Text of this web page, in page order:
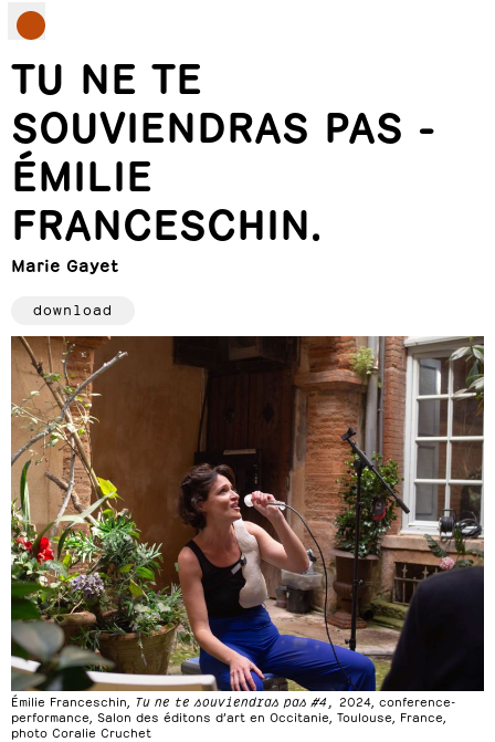
TU NE TE
SOUVIENDRAS PAS -
ÉMILIE
FRANCESCHIN.
Marie Gayet
download
Émilie Franceschin, Tu ne te souviendras pas #4, 2024, conference-
performance, Salon des éditons d’art en Occitanie, Toulouse, France,
photo Coralie Cruchet